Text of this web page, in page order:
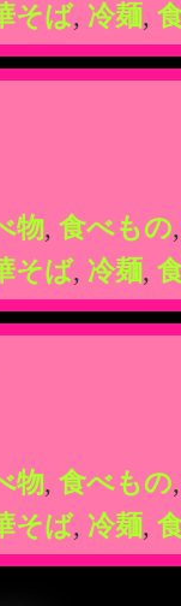
そば, 冷麺,
物, 食べもの
そば, 冷麺,
物, 食べもの
そば, 冷麺,